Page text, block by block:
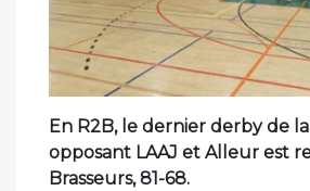
En R2B, le dernier derby de la
opposant LAAJ et Alleur est
Brasseurs, 81-68.